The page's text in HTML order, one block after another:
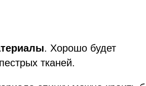
. Хорошо будет
тканей.